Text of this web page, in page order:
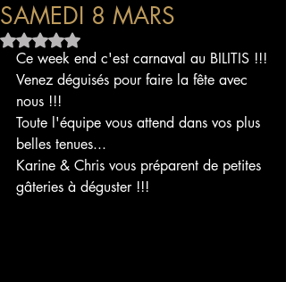
SAMEDI 8 MARS
Noté NaN étoiles sur 5.
Ce week end c'est carnaval au BILITIS !!!
Venez déguisés pour faire la fête avec
nous !!!
Toute l'équipe vous attend dans vos plus
belles tenues...
Karine & Chris vous préparent de petites
gâteries à déguster !!!